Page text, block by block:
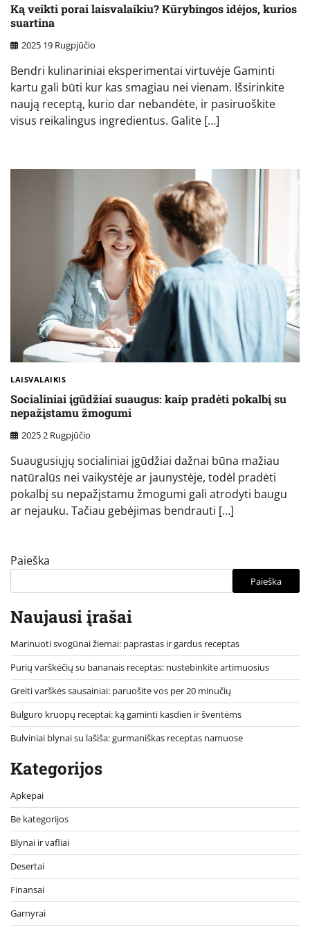
Ką veikti porai laisvalaikiu? Kūrybingos idėjos, kurios
suartina
2025 19 Rugpjūčio
Bendri kulinariniai eksperimentai virtuvėje Gaminti
kartu gali būti kur kas smagiau nei vienam. Išsirinkite
naują receptą, kurio dar nebandėte, ir pasiruoškite
visus reikalingus ingredientus. Galite […]
LAISVALAIKIS
Socialiniai įgūdžiai suaugus: kaip pradėti pokalbį su
nepažįstamu žmogumi
2025 2 Rugpjūčio
Suaugusiųjų socialiniai įgūdžiai dažnai būna mažiau
natūralūs nei vaikystėje ar jaunystėje, todėl pradėti
pokalbį su nepažįstamu žmogumi gali atrodyti baugu
ar nejauku. Tačiau gebėjimas bendrauti […]
Paieška
Paieška
Naujausi įrašai
Marinuoti svogūnai žiemai: paprastas ir gardus receptas
Purių varškėčių su bananais receptas: nustebinkite artimuosius
Greiti varškės sausainiai: paruošite vos per 20 minučių
Bulguro kruopų receptai: ką gaminti kasdien ir šventėms
Bulviniai blynai su lašiša: gurmaniškas receptas namuose
Kategorijos
Apkepai
Be kategorijos
Blynai ir vafliai
Desertai
Finansai
Garnyrai